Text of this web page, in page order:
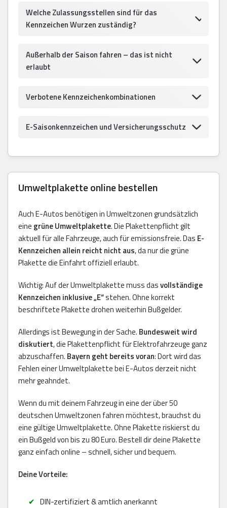
Welche Zulassungsstellen sind für das
Kennzeichen Wurzen zuständig?
Außerhalb der Saison fahren – das ist nicht
erlaubt
Verbotene Kennzeichenkombinationen
E-Saisonkennzeichen und Versicherungsschutz
Umweltplakette online bestellen
Auch E-Autos benötigen in Umweltzonen grundsätzlich
eine grüne Umweltplakette. Die Plakettenpflicht gilt
aktuell für alle Fahrzeuge, auch für emissionsfreie. Das E-
Kennzeichen allein reicht nicht aus, da nur die grüne
Plakette die Einfahrt offiziell erlaubt.
Wichtig: Auf der Umweltplakette muss dasvollständige
Kennzeichen inklusive „E“stehen. Ohne korrekt
beschriftete Plakette drohen weiterhin Bußgelder.
Allerdings ist Bewegung in der Sache. Bundesweit wird
diskutiert, die Plakettenpflicht für Elektrofahrzeuge ganz
abzuschaffen. Bayern geht bereits voran: Dort wird das
Fehlen einer Umweltplakette bei E-Autos derzeit nicht
mehr geahndet.
Wenn du mit deinem Fahrzeug in eine der über 50
deutschen Umweltzonen fahren möchtest, brauchst du
eine gültige Umweltplakette. Ohne Plakette riskierst du
ein Bußgeld von bis zu 80 Euro. Bestell dir deine Plakette
ganz einfach online – schnell, sicher und bequem.
Deine Vorteile:
DIN-zertifiziert & amtlich anerkannt